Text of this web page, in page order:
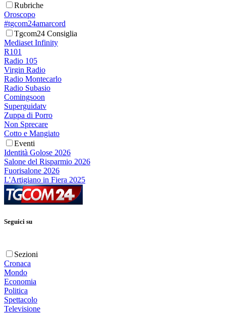
Rubriche
Oroscopo
#tgcom24amarcord
Tgcom24 Consiglia
Mediaset Infinity
R101
Radio 105
Virgin Radio
Radio Montecarlo
Radio Subasio
Comingsoon
Superguidatv
Zuppa di Porro
Non Sprecare
Cotto e Mangiato
Eventi
Identità Golose 2026
Salone del Risparmio 2026
Fuorisalone 2026
L'Artigiano in Fiera 2025
Seguici su
Sezioni
Cronaca
Mondo
Economia
Politica
Spettacolo
Televisione